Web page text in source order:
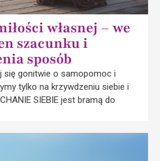
własnej – we
szacunku i
sposób
się gonitwie o samopomoc i
tylko na krzywdzeniu siebie i
SIEBIE jest bramą do